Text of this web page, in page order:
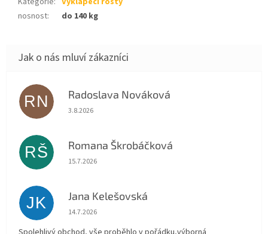
nosnost: do 140 kg
RN Radoslava Nováková
Hodnocení obchodu je 5 z 5 hvězdiček.
3.8.2026
RŠ Romana Škrobáčková
Hodnocení obchodu je 5 z 5 hvězdiček.
15.7.2026
JK Jana Kelešovská
Hodnocení obchodu je 5 z 5 hvězdiček.
14.7.2026